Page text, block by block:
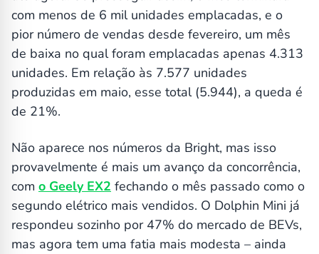
com menos de 6 mil unidades emplacadas, e o
pior número de vendas desde fevereiro, um mês
de baixa no qual foram emplacadas apenas 4.313
unidades. Em relação às 7.577 unidades
produzidas em maio, esse total (5.944), a queda é
de 21%.
Não aparece nos números da Bright, mas isso
provavelmente é mais um avanço da concorrência,
com o Geely EX2 fechando o mês passado como o
segundo elétrico mais vendidos. O Dolphin Mini já
respondeu sozinho por 47% do mercado de BEVs,
mas agora tem uma fatia mais modesta – ainda